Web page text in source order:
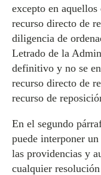
excepto en
recurso directo de
diligencia de
Letrado de la
definitivo y no se
recurso directo de
recurso de
En el segundo
puede interponer
las providencias y
cualquier